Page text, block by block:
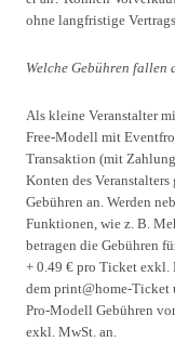
ohne langfristige
Welche Gebühren fallen
Als kleine Veranstalter
Free-Modell mit
Transaktion (mit
Konten des
Gebühren an. Werden
Funktionen, wie z. B.
betragen die Gebühren
+ 0.49 € pro Ticket exkl.
dem print@home-
Pro-Modell Gebühren
exkl. MwSt. an.